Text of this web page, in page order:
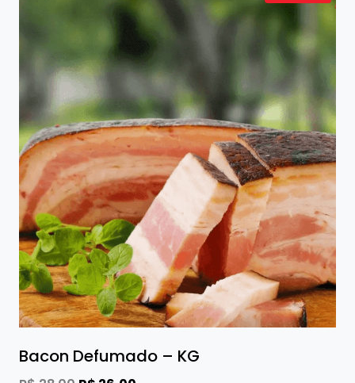
Bacon Defumado – KG